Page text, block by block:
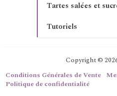
Tartes salées et
Tutoriels
Copyright ©
Conditions Générales de Vente
Politique de confidentialité